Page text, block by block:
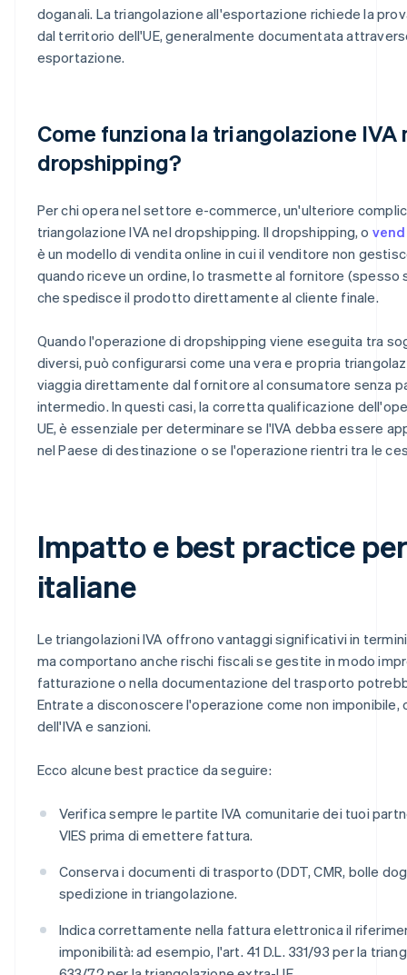
doganali. La triangolazione all'esportazione richiede la
dal territorio dell'UE, generalmente documentata
esportazione.
Come funziona la triangolazione IVA
dropshipping?
Per chi opera nel settore e-commerce, un'ulteriore
triangolazione IVA nel dropshipping. Il dropshipping, o
è un modello di vendita online in cui il venditore non
quando riceve un ordine, lo trasmette al fornitore (spesso
che spedisce il prodotto direttamente al cliente finale.
Quando l'operazione di dropshipping viene eseguita tra
diversi, può configurarsi come una vera e propria
viaggia direttamente dal fornitore al consumatore senza
intermedio. In questi casi, la corretta qualificazione
UE, è essenziale per determinare se l'IVA debba essere
nel Paese di destinazione o se l'operazione rientri tra le
Impatto e best practice
italiane
Le triangolazioni IVA offrono vantaggi significativi in
ma comportano anche rischi fiscali se gestite in modo
fatturazione o nella documentazione del trasporto
Entrate a disconoscere l'operazione come non
dell'IVA e sanzioni.
Ecco alcune best practice da seguire:
Verifica sempre le partite IVA comunitarie dei tuoi
VIES prima di emettere fattura.
Conserva i documenti di trasporto (DDT, CMR, bolle
spedizione in triangolazione.
Indica correttamente nella fattura elettronica il
imponibilità: ad esempio, l'art. 41 D.L. 331/93 per la